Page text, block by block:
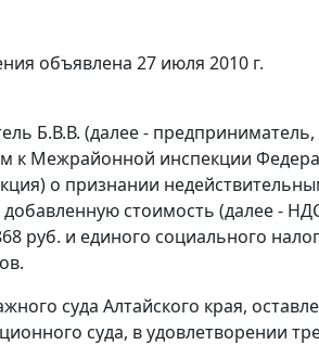
объявлена 27 июля 2010 г.
Б.В.В. (далее -
к Межрайонной инспекции
о признании
стоимость (далее -
руб. и единого социального
суда Алтайского края,
суда, в удовлетворении